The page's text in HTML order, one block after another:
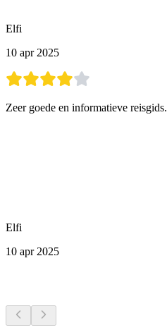
Elfi
10 apr 2025
Zeer goede en informatieve reisgids.
Elfi
10 apr 2025